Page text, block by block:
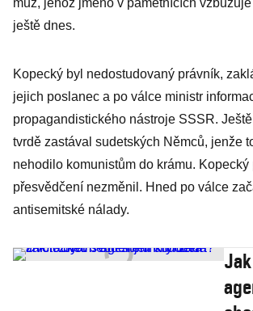
muž, jehož jméno v pamětnících
ještě dnes.
Kopecký byl nedostudovaný právník,
jejich poslanec a po válce ministr
propagandistického nástroje SSSR.
tvrdě zastával sudetských Němců, jenže
nehodilo komunistům do krámu. Kopecký
přesvědčení nezměnil. Hned po válce
antisemitské nálady.